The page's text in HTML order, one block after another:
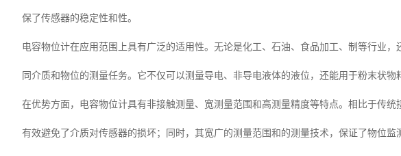
保了传感器的稳定性和性。
电容物位计在应用范围上具有广泛的适用性。无论是化工、石油、食品加工、制等行业
同介质和物位的测量任务。它不仅可以测量导电、非导电液体的液位，还能用于粉末状物
在优势方面，电容物位计具有非接触测量、宽测量范围和高测量精度等特点。相比于传统
有效避免了介质对传感器的损坏；同时，其宽广的测量范围和的测量技术，保证了物位监